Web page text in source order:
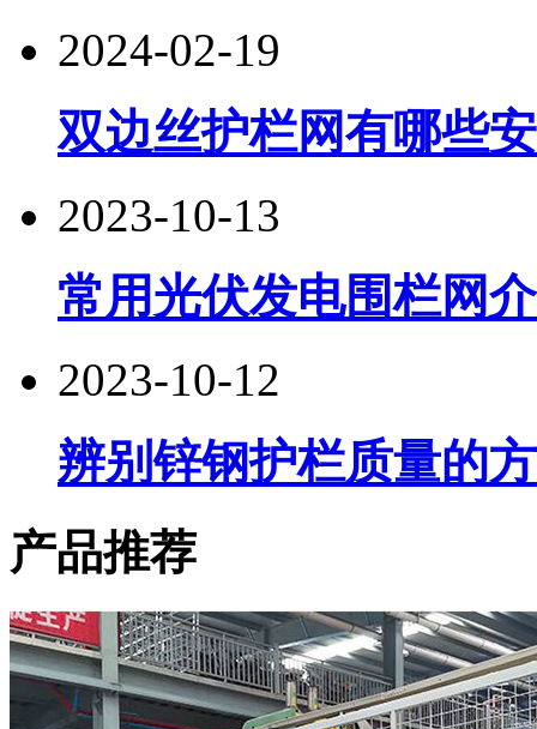
2024-02-19
双边丝护栏网有哪些
2023-10-13
常用光伏发电围栏网
2023-10-12
辨别锌钢护栏质量的
产品推荐